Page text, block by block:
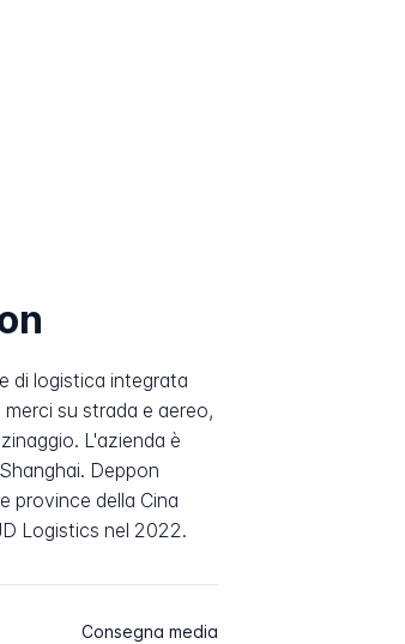
di logistica integrata
su strada e aereo,
L'azienda è
Deppon
province della Cina
Logistics nel 2022.
Consegna media